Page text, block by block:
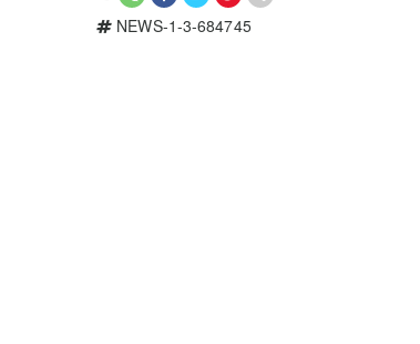
NEWS-1-3-684745